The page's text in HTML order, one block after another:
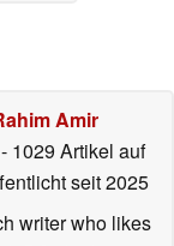
Amir
- 1029 Artikel auf
seit 2025
writer who likes